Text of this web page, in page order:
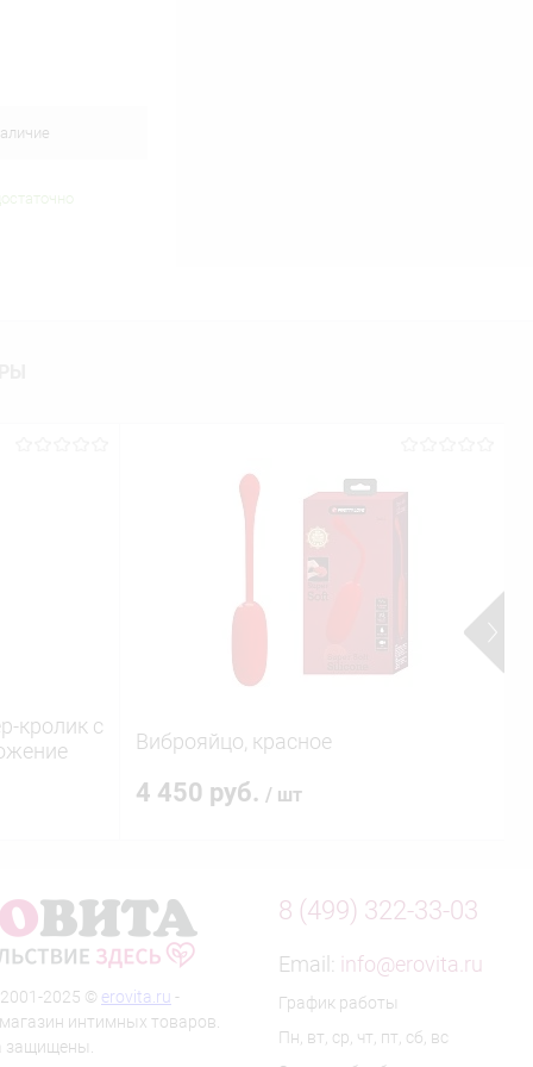
кролик с
Виброяйцо, красное
4 450 руб. / шт
2025 © erovita.ru -
интимных товаров.
защищены.
8 (499) 322-33-03
Email: info@erovita.ru
График работы
Пн, вт, ср, чт, пт, сб, вс